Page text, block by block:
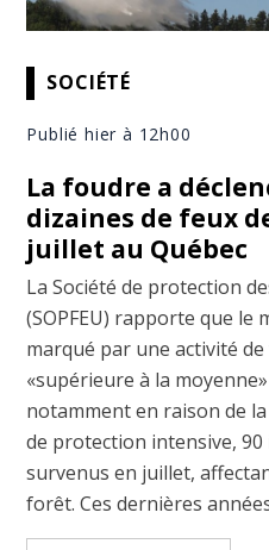
SOCIÉTÉ
Publié hier à 12h00
La foudre a
dizaines de feux
juillet au Québec
La Société de protection
(SOPFEU) rapporte que le
marqué par une activité
«supérieure à la
notamment en raison de
de protection intensive,
survenus en juillet,
forêt. Ces dernières